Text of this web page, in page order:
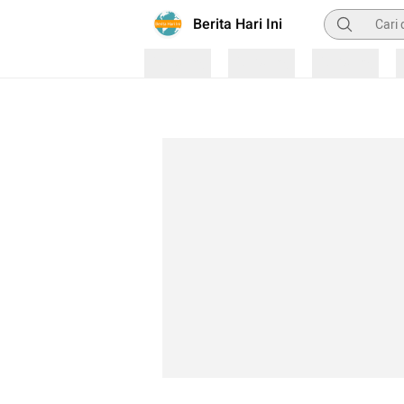
Berita Hari Ini Pencarian